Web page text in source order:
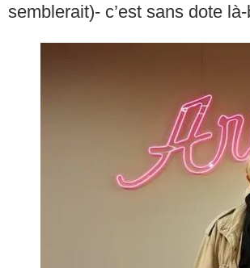
semblerait)- c’est sans dote